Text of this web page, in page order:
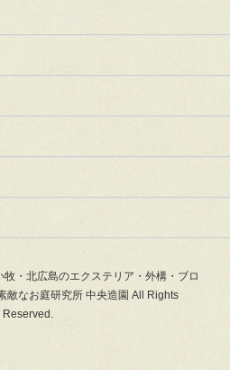
・北広島のエクステリア・外構・ブロ
敵なお庭研究所 中央造園 All Rights
Reserved.